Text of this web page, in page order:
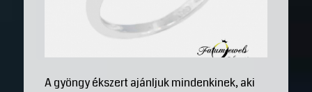
A gyöngy ékszert ajánljuk mindenkinek, aki